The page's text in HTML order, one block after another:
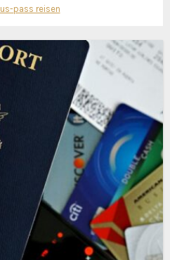
us-pass reisen